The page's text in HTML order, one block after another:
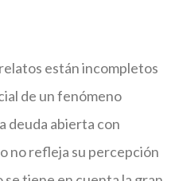
están incompletos
de un fenómeno
deuda abierta con
no refleja su percepción